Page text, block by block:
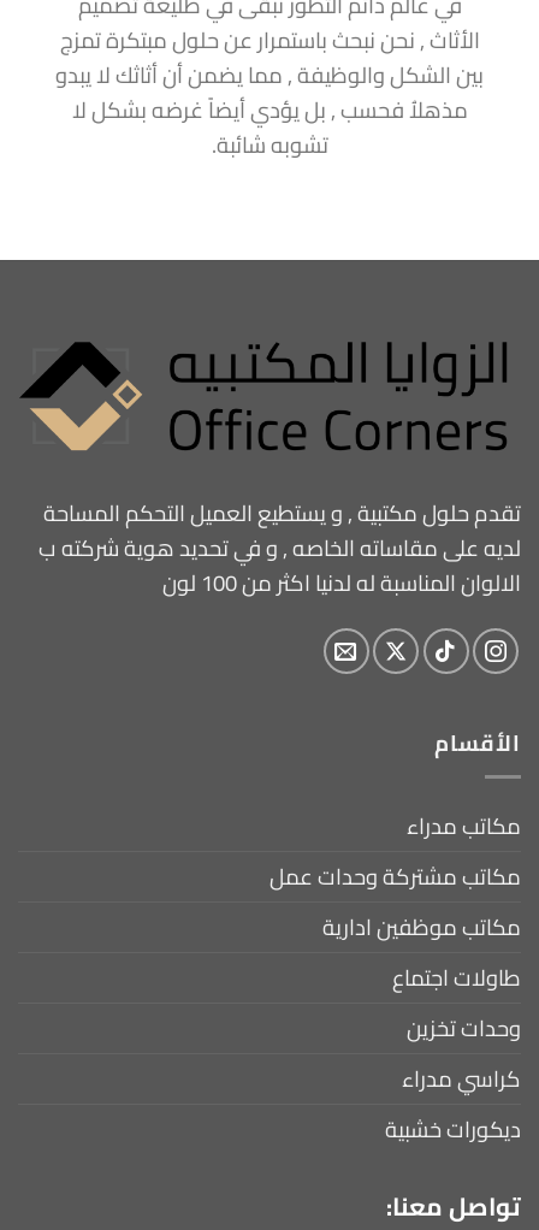
الأثاث , نحن نبحث باستمرار عن حلول مبتكرة تمزج
بين الشكل والوظيفة , مما يضمن أن أثاثك لا يبدو
مذهلاُ فحسب , بل يؤدي أيضاً غرضه بشكل لا
تشوبه شائبة.
تقدم حلول مكتبية , و يستطيع العميل التحكم المساحة
لديه على مقاساته الخاصه , و في تحديد هوية شركته ب
الالوان المناسبة له لدنيا اكثر من 100 لون
الأقسام
مكاتب مدراء
مكاتب مشتركة وحدات عمل
مكاتب موظفين ادارية
طاولات اجتماع
وحدات تخزين
كراسي مدراء
ديكورات خشبية
تواصل معنا: